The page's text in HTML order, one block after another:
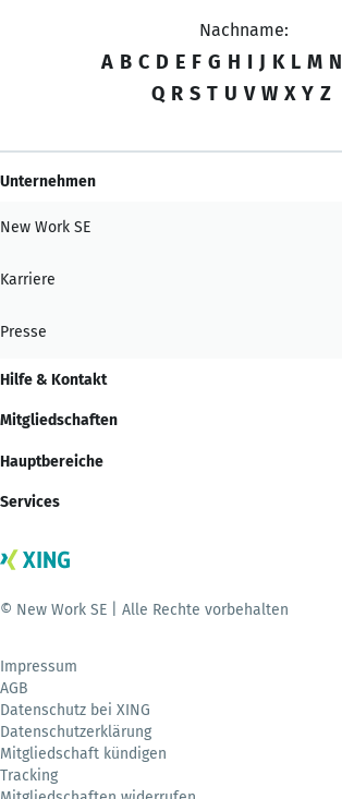
Nachname:
A B C D E F G H I J K L M N
Q R S T U V W X Y Z
Unternehmen
New Work SE
Karriere
Presse
Hilfe & Kontakt
Mitgliedschaften
Hauptbereiche
Services
© New Work SE | Alle Rechte vorbehalten
Impressum
AGB
Datenschutz bei XING
Datenschutzerklärung
Mitgliedschaft kündigen
Tracking